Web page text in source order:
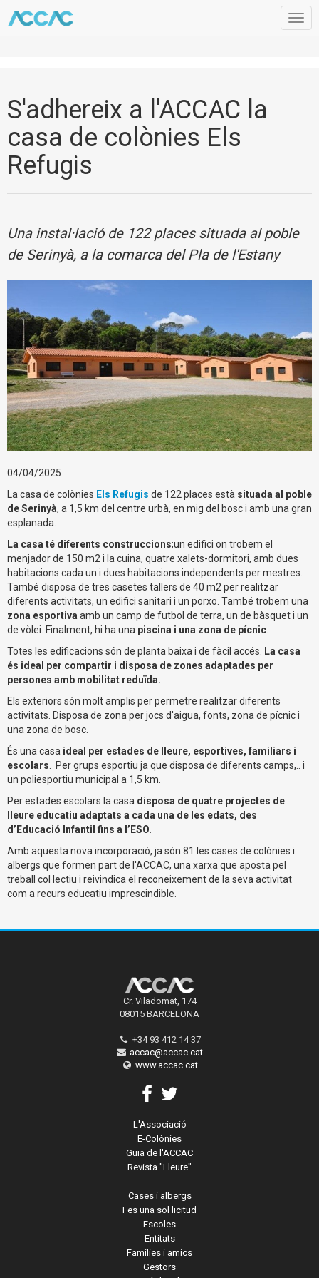
S'adhereix a l'ACCAC la
casa de colònies Els
Refugis
Una instal·lació de 122 places situada al poble
de Serinyà, a la comarca del Pla de l'Estany
04/04/2025
La casa de colònies Els Refugis de 122 places està situada al poble
de Serinyà, a 1,5 km del centre urbà, en mig del bosc i amb una gran
esplanada.
La casa té diferents construccions;un edifici on trobem el
menjador de 150 m2 i la cuina, quatre xalets-dormitori, amb dues
habitacions cada un i dues habitacions independents per mestres.
També disposa de tres casetes tallers de 40 m2 per realitzar
diferents activitats, un edifici sanitari i un porxo. També trobem una
zona esportiva amb un camp de futbol de terra, un de bàsquet i un
de vòlei. Finalment, hi ha una piscina i una zona de pícnic
Totes les edificacions són de planta baixa i de fàcil accés.
La casa
és ideal per compartir i disposa de zones adaptades per
persones amb mobilitat reduïda.
Els exteriors són molt amplis per permetre realitzar diferents
activitats. Disposa de zona per jocs d'aigua, fonts, zona de pícnic i
una zona de bosc.
És una casa ideal per estades de lleure, esportives, familiars i
escolars . Per grups esportiu ja que disposa de diferents camps,.. i
un poliesportiu municipal a 1,5 km.
Per estades escolars la casa disposa de quatre projectes de
lleure educatiu adaptats a cada una de les edats, des
d’Educació Infantil fins a l’ESO.
Amb aquesta nova incorporació, ja són 81 les cases de colònies i
albergs que formen part de l'ACCAC, una xarxa que aposta pel
treball col·lectiu i reivindica el reconeixement de la seva activitat
com a recurs educatiu imprescindible.
Cr. Viladomat, 174
08015 BARCELONA
+34 93 412 14 37
accac@accac.cat
www.accac.cat
L'Associació
E-Colònies
Guia de l'ACCAC
Revista "Lleure"
Cases i albergs
Fes una sol·licitud
Escoles
Entitats
Famílies i amics
Gestors